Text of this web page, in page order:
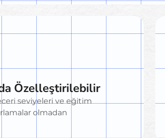
Özelleştirilebilir
seviyeleri ve eğitim
olmadan